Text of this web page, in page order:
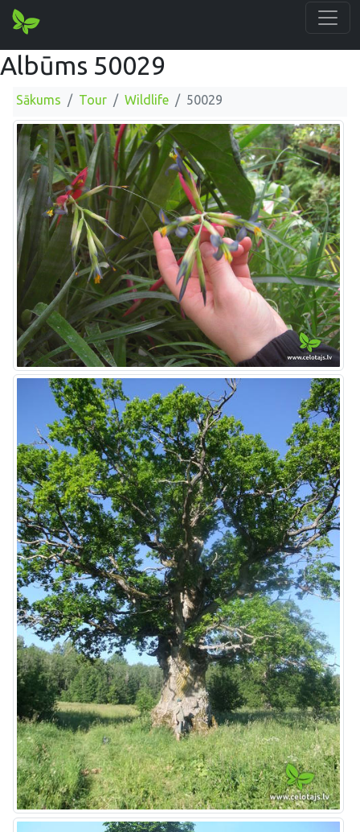
Albūms 50029
Sākums Tour Wildlife 50029